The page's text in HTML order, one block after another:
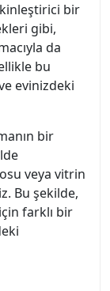
bir
gibi,
da
bu
evinizdeki
bir
veya vitrin
Bu şekilde,
farklı bir